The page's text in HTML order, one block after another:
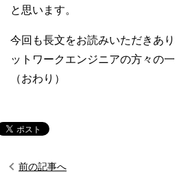
と思います。
今回も長文をお読みいただきあ
ットワークエンジニアの方々の
（おわり）
前の記事へ